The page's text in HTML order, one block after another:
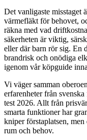
Det vanligaste misstaget
värmefläkt för behovet,
räkna med vad
säkerheten är viktig,
eller där barn rör sig. En
brandrisk och onödiga
igenom vår köpguide
Vi väger samman
erfarenheter från
test 2026. Allt från
smarta funktioner har
kniper förstaplatsen,
rum och behov.